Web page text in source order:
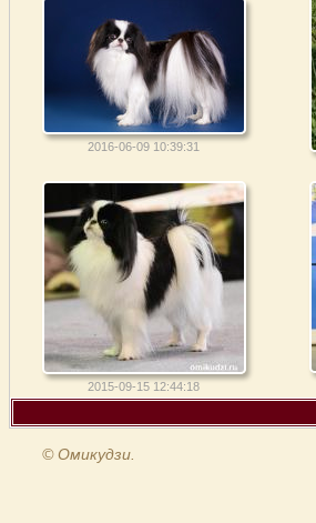
2016-06-09 10:39:31
2015-09-15 12:44:18
© Омикудзи.